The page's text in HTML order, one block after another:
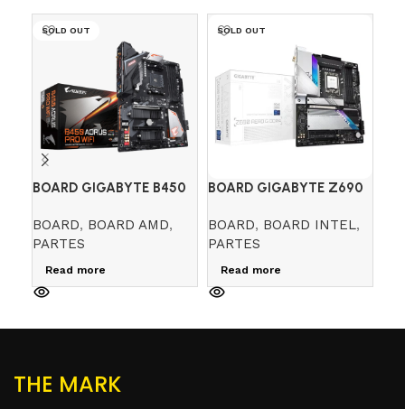
SOLD OUT
BOARD GIGABYTE B450
BOARD, BOARD AMD,
PARTES
Read more
SOLD OUT
BOARD GIGABYTE Z690
BOARD, BOARD INTEL,
PARTES
Read more
THE MARK